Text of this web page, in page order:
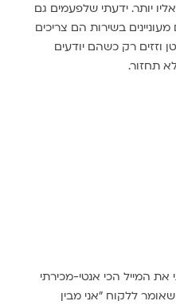
יותר. ידעתי שלפעמים גם
בשירות הם צריכים
וזזים רק כשהם יודעים
תחזור.
את המייל הכי אנטי-מכירתי
שאומר ללקוח "אני מבין